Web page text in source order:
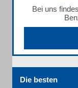
Bei uns
Die besten